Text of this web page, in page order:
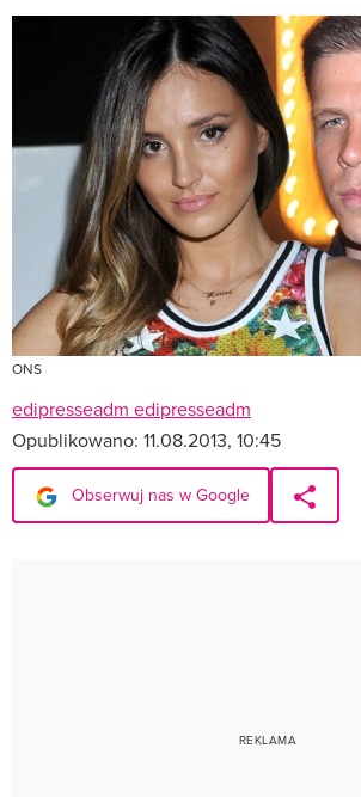
ONS
edipresseadm edipresseadm
Opublikowano: 11.08.2013, 10:45
Obserwuj nas w Google